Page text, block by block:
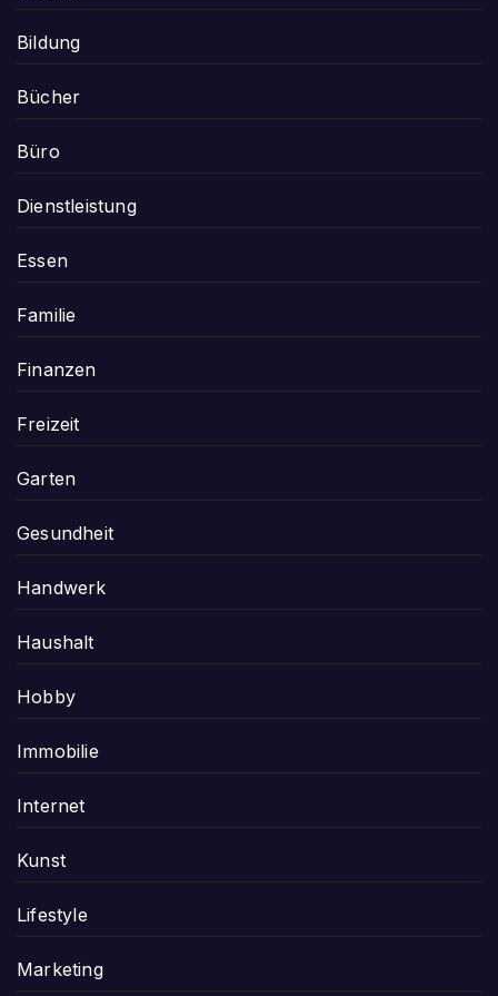
Bildung
Bücher
Büro
Dienstleistung
Essen
Familie
Finanzen
Freizeit
Garten
Gesundheit
Handwerk
Haushalt
Hobby
Immobilie
Internet
Kunst
Lifestyle
Marketing